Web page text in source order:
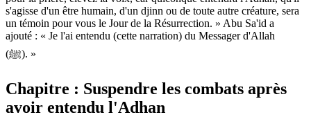
s'agisse d'un être humain, d'un djinn ou de toute autre créature, sera
un témoin pour vous le Jour de la Résurrection. » Abu Sa'id a
ajouté : « Je l'ai entendu (cette narration) du Messager d'Allah
(ﷺ). »
Chapitre : Suspendre les combats après
avoir entendu l'Adhan